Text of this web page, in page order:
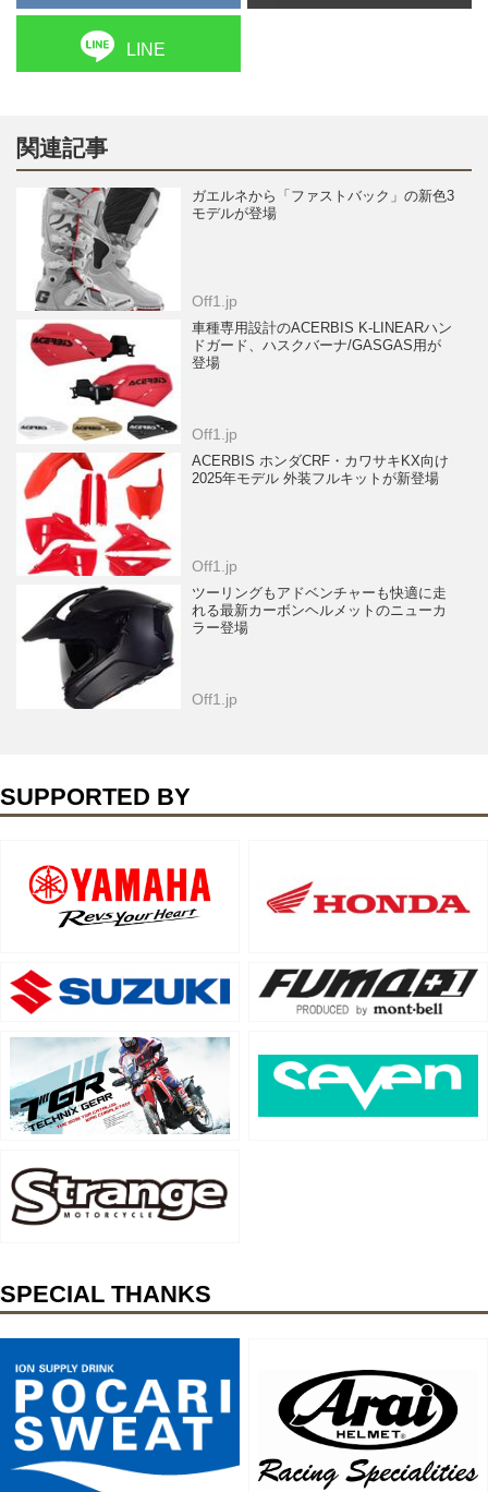
LINE
関連記事
ガエルネから「ファストバック」の新色3
モデルが登場
Off1.jp
車種専用設計のACERBIS K-LINEARハン
ドガード、ハスクバーナ/GASGAS用が
登場
Off1.jp
ACERBIS ホンダCRF・カワサキKX向け
2025年モデル 外装フルキットが新登場
Off1.jp
ツーリングもアドベンチャーも快適に走
れる最新カーボンヘルメットのニューカ
ラー登場
Off1.jp
SUPPORTED BY
SPECIAL THANKS